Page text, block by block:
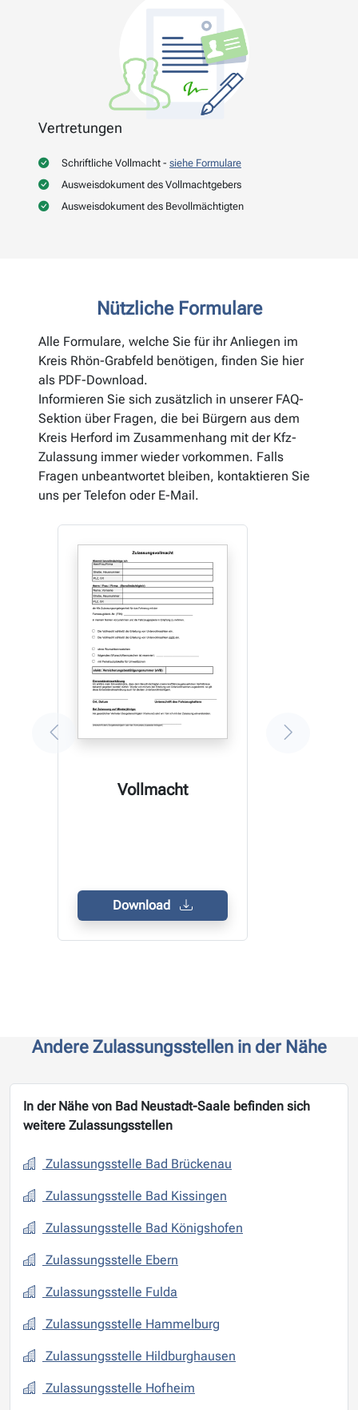
Vertretungen
Schriftliche Vollmacht - siehe Formulare
Ausweisdokument des Vollmachtgebers
Ausweisdokument des Bevollmächtigten
Nützliche Formulare
Alle Formulare, welche Sie für ihr Anliegen im
Kreis Rhön-Grabfeld benötigen, finden Sie hier
als PDF-Download.
Informieren Sie sich zusätzlich in unserer FAQ-
Sektion über Fragen, die bei Bürgern aus dem
Kreis Herford im Zusammenhang mit der Kfz-
Zulassung immer wieder vorkommen. Falls
Fragen unbeantwortet bleiben, kontaktieren Sie
uns per Telefon oder E-Mail.
Vollmacht
Download
Andere Zulassungsstellen in der Nähe
In der Nähe von Bad Neustadt-Saale befinden sich
weitere Zulassungsstellen
Zulassungsstelle Bad Brückenau
Zulassungsstelle Bad Kissingen
Zulassungsstelle Bad Königshofen
Zulassungsstelle Ebern
Zulassungsstelle Fulda
Zulassungsstelle Hammelburg
Zulassungsstelle Hildburghausen
Zulassungsstelle Hofheim